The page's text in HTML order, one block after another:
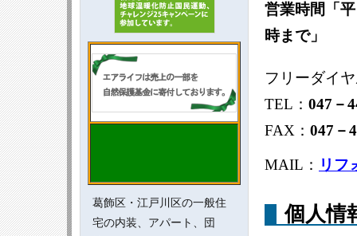
葛飾区・江戸川区の一般住
宅の内装、アパート、団
営業時間「
時まで」
フリーダイ
TEL： 047－
FAX： 047－
MAIL： リフ
個人情